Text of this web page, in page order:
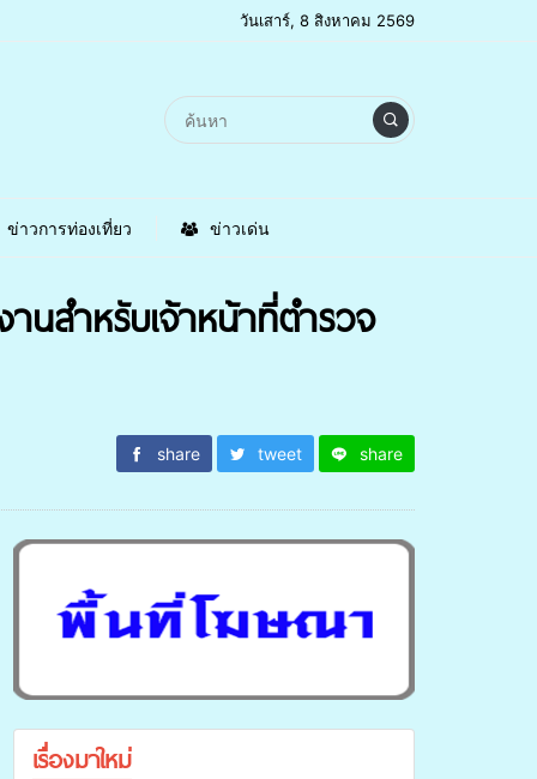
วันเสาร์, 8 สิงหาคม 2569
ข่าวการท่องเที่ยว ข่าวเด่น
สำหรับเจ้าหน้าที่ตำรวจ
share tweet share
เรื่องมาใหม่